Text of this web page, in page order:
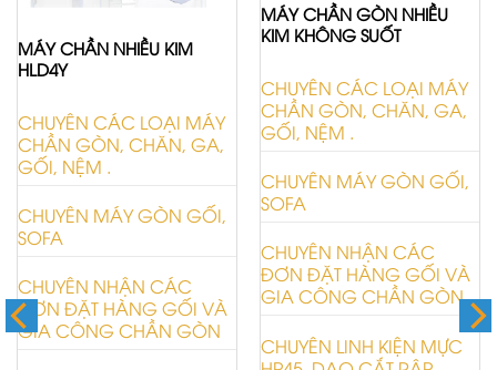
MÁY CHẦN NHIỀU KIM
HLD4Y
CHUYÊN CÁC LOẠI MÁY
CHẦN GÒN, CHĂN, GA,
GỐI, NỆM .
CHUYÊN MÁY GÒN GỐI,
SOFA
CHUYÊN NHẬN CÁC
ĐƠN ĐẶT HÀNG GỐI VÀ
GIA CÔNG CHẦN GÒN
MÁY CHẦN GÒN NHIỀU
KIM KHÔNG SUỐT
CHUYÊN CÁC LOẠI MÁY
CHẦN GÒN, CHĂN, GA,
GỐI, NỆM .
CHUYÊN MÁY GÒN GỐI,
SOFA
CHUYÊN NHẬN CÁC
ĐƠN ĐẶT HÀNG GỐI VÀ
GIA CÔNG CHẦN GÒN
CHUYÊN LINH KIỆN MỰC